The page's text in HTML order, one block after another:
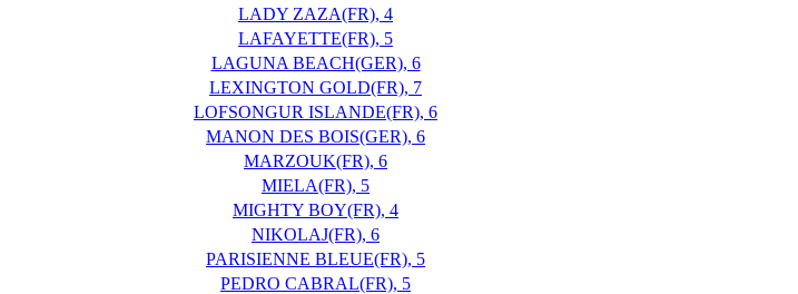
LADY ZAZA(FR), 4
LAFAYETTE(FR), 5
LAGUNA BEACH(GER), 6
LEXINGTON GOLD(FR), 7
LOFSONGUR ISLANDE(FR), 6
MANON DES BOIS(GER), 6
MARZOUK(FR), 6
MIELA(FR), 5
MIGHTY BOY(FR), 4
NIKOLAJ(FR), 6
PARISIENNE BLEUE(FR), 5
PEDRO CABRAL(FR), 5